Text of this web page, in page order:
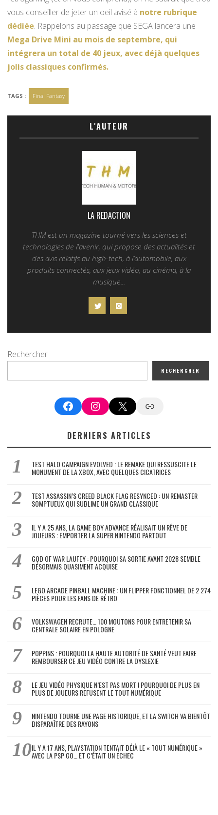
vous conseiller de jeter un oeil avisé à notre rubrique
dédiée. Rappelons au passage que SEGA lancera une
Mega Drive Mini au mois de septembre, qui
intégrera un total de 40 jeux, avec déjà quelques
jolis classiques confirmés.
TAGS : Final Fantasy
L'AUTEUR
LA REDACTION
THM est un magazine tourné vers les sciences et
technologies de l'avenir, qui propose des actualités et
des avis relatifs au high-tech, à l’automobile, aux
produits connectés, aux jeux vidéo, au cinéma, à la
musique...
Rechercher
RECHERCHER
FacebookInstagram
X Google News
DERNIERS ARTICLES
TEST HALO CAMPAIGN EVOLVED : LE REMAKE QUI RESSUSCITE LE
MONUMENT DE LA XBOX, AVEC QUELQUES CICATRICES
TEST ASSASSIN’S CREED BLACK FLAG RESYNCED : UN REMASTER
SOMPTUEUX QUI SUBLIME UN GRAND CLASSIQUE
IL Y A 25 ANS, LA GAME BOY ADVANCE RÉALISAIT UN RÊVE DE
JOUEURS : EMPORTER LA SUPER NINTENDO PARTOUT
GOD OF WAR LAUFEY : POURQUOI SA SORTIE AVANT 2028 SEMBLE
DÉSORMAIS QUASIMENT ACQUISE
LEGO ARCADE PINBALL MACHINE : UN FLIPPER FONCTIONNEL DE 2 274
PIÈCES POUR LES FANS DE RÉTRO
VOLKSWAGEN RECRUTE… 100 MOUTONS POUR ENTRETENIR SA
CENTRALE SOLAIRE EN POLOGNE
POPPINS : POURQUOI LA HAUTE AUTORITÉ DE SANTÉ VEUT FAIRE
REMBOURSER CE JEU VIDÉO CONTRE LA DYSLEXIE
LE JEU VIDÉO PHYSIQUE N’EST PAS MORT ! POURQUOI DE PLUS EN
PLUS DE JOUEURS REFUSENT LE TOUT NUMÉRIQUE
NINTENDO TOURNE UNE PAGE HISTORIQUE, ET LA SWITCH VA BIENTÔT
DISPARAÎTRE DES RAYONS
IL Y A 17 ANS, PLAYSTATION TENTAIT DÉJÀ LE « TOUT NUMÉRIQUE »
AVEC LA PSP GO… ET C’ÉTAIT UN ÉCHEC